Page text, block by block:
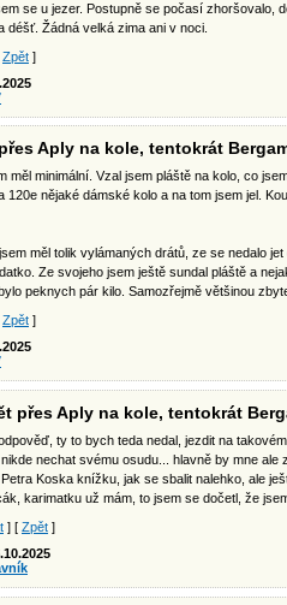
se u jezer. Postupně se počasí zhoršovalo,
déšť. Žádná velká zima ani v noci.
Zpět ]
Aply na kole, tentokrát
měl minimální. Vzal jsem pláště na kolo, co
120e nějaké dámské kolo a na tom jsem jel.
měl tolik vylámaných drátů, ze se nedalo
Ze svojeho jsem ještě sundal pláště a
peknych pár kilo. Samozřejmě většinou
Zpět ]
přes Aply na kole, tentokrát
ty to bych teda nedal, jezdit na
nechat svému osudu... hlavně by mne
Koska knížku, jak se sbalit nalehko, ale
karimatku už mám, to jsem se dočetl, že
] [ Zpět ]